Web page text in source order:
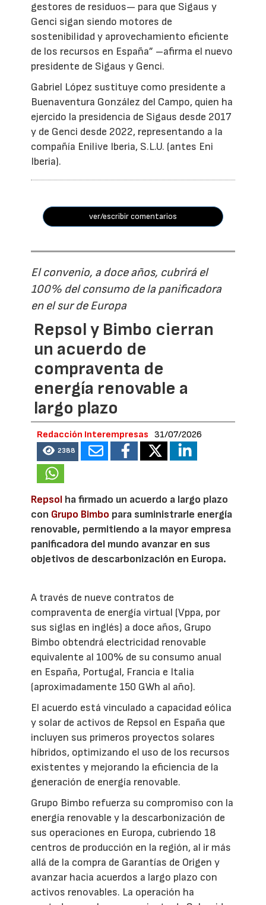
gestores de residuos— para que Sigaus y
Genci sigan siendo motores de
sostenibilidad y aprovechamiento eficiente
de los recursos en España” –afirma el nuevo
presidente de Sigaus y Genci.
Gabriel López sustituye como presidente a
Buenaventura González del Campo, quien ha
ejercido la presidencia de Sigaus desde 2017
y de Genci desde 2022, representando a la
compañía Enilive Iberia, S.L.U. (antes Eni
Iberia).
ver/escribir comentarios
El convenio, a doce años, cubrirá el
100% del consumo de la panificadora
en el sur de Europa
Repsol y Bimbo cierran
un acuerdo de
compraventa de
energía renovable a
largo plazo
Redacción Interempresas 31/07/2026
2388
Repsol ha firmado un acuerdo a largo plazo
con Grupo Bimbo para suministrarle energía
renovable, permitiendo a la mayor empresa
panificadora del mundo avanzar en sus
objetivos de descarbonización en Europa.
A través de nueve contratos de
compraventa de energía virtual (Vppa, por
sus siglas en inglés) a doce años, Grupo
Bimbo obtendrá electricidad renovable
equivalente al 100% de su consumo anual
en España, Portugal, Francia e Italia
(aproximadamente 150 GWh al año).
El acuerdo está vinculado a capacidad eólica
y solar de activos de Repsol en España que
incluyen sus primeros proyectos solares
híbridos, optimizando el uso de los recursos
existentes y mejorando la eficiencia de la
generación de energía renovable.
Grupo Bimbo refuerza su compromiso con la
energía renovable y la descarbonización de
sus operaciones en Europa, cubriendo 18
centros de producción en la región, al ir más
allá de la compra de Garantías de Origen y
avanzar hacia acuerdos a largo plazo con
activos renovables. La operación ha